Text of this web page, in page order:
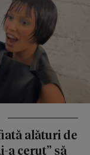
alături de
a cerut” să